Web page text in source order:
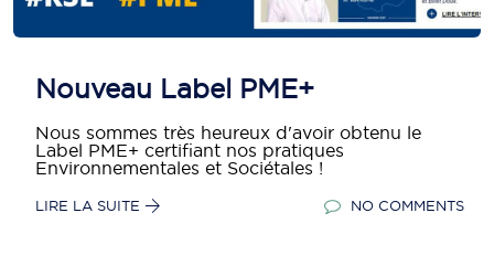
Nouveau Label PME+
Nous sommes très heureux d'avoir obtenu le
Label PME+ certifiant nos pratiques
Environnementales et Sociétales !
LIRE LA SUITE NO COMMENTS